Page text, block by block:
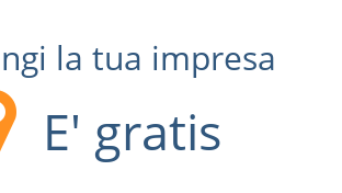
la tua impresa
E' gratis